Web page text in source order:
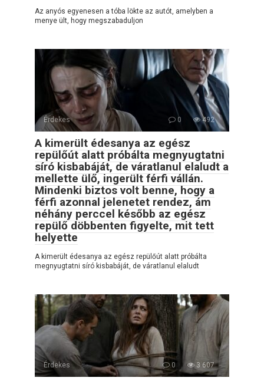
Az anyós egyenesen a tóba lökte az autót, amelyben a
menye ült, hogy megszabaduljon
Érdekes 0 492
A kimerült édesanya az egész
repülőút alatt próbálta megnyugtatni
síró kisbabáját, de váratlanul elaludt a
mellette ülő, ingerült férfi vállán.
Mindenki biztos volt benne, hogy a
férfi azonnal jelenetet rendez, ám
néhány perccel később az egész
repülő döbbenten figyelte, mit tett
helyette
A kimerült édesanya az egész repülőút alatt próbálta
megnyugtatni síró kisbabáját, de váratlanul elaludt
Érdekes 0 3 607